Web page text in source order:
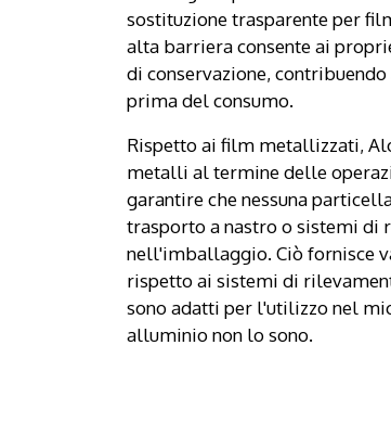
sostituzione trasparente per
alta barriera consente ai
di conservazione,
prima del consumo.
Rispetto ai film metallizzati,
metalli al termine delle
garantire che nessuna
trasporto a nastro o sistemi di
nell'imballaggio. Ciò fornisce
rispetto ai sistemi di
sono adatti per l'utilizzo nel
alluminio non lo sono.